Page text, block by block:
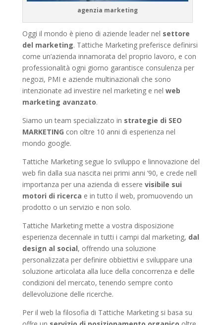
agenzia marketing
Oggi il mondo è pieno di aziende leader nel settore
del marketing. Tattiche Marketing preferisce definirsi
come un’azienda innamorata del proprio lavoro, e con
professionalità ogni giorno garantisce consulenza per
negozi, PMI e aziende multinazionali che sono
intenzionate ad investire nel marketing e nel web
marketing avanzato.
Siamo un team specializzato in strategie di SEO
MARKETING con oltre 10 anni di esperienza nel
mondo google.
Tattiche Marketing segue lo sviluppo e linnovazione del
web fin dalla sua nascita nei primi anni ’90, e crede nell
importanza per una azienda di essere visibile sui
motori di ricerca e in tutto il web, promuovendo un
prodotto o un servizio e non solo.
Tattiche Marketing mette a vostra disposizione
esperienza decennale in tutti i campi dal marketing, dal
design al social, offrendo una soluzione
personalizzata per definire obbiettivi e sviluppare una
soluzione articolata alla luce della concorrenza e delle
condizioni del mercato, tenendo sempre conto
dellevoluzione delle ricerche.
Per il web la filosofia di Tattiche Marketing si basa su